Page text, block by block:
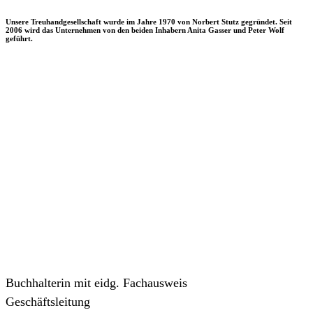
Unsere Treuhandgesellschaft wurde im Jahre 1970 von Norbert Stutz gegründet. Seit
2006 wird das Unternehmen von den beiden Inhabern Anita Gasser und Peter Wolf
geführt.
Buchhalterin mit eidg. Fachausweis
Geschäftsleitung